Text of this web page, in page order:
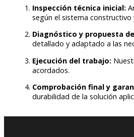
Inspección técnica inicial:
según el sistema constructivo
Diagnóstico y propuesta
detallado y adaptado a las
Ejecución del trabajo:
acordados.
Comprobación final y
durabilidad de la solución